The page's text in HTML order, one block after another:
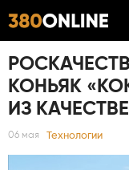
КОНЬЯК
ИЗ
06 мая Технологии